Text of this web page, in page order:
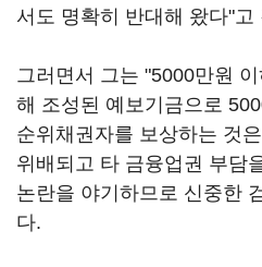
서도 명확히 반대해 왔다"고
그러면서 그는 "5000만원
해 조성된 예보기금으로
순위채권자를 보상하는 것
위배되고 타 금융업권 부담
논란을 야기하므로 신중한
다.